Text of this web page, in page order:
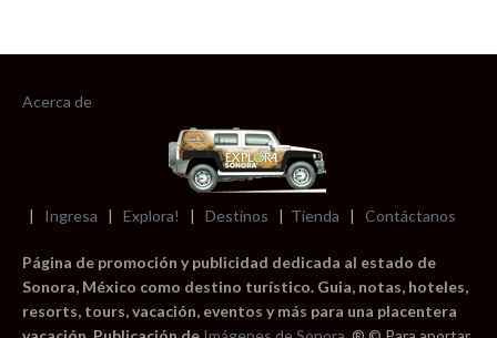
Acerca de
| Ingresa | Explora! | Destinos | Tienda | Contáctanos
Página de promoción y publicidad dedicada al estado de
Sonora, México como destino turístico. Guia, notas, hoteles,
resorts, tours, vacación, eventos y más para una placentera